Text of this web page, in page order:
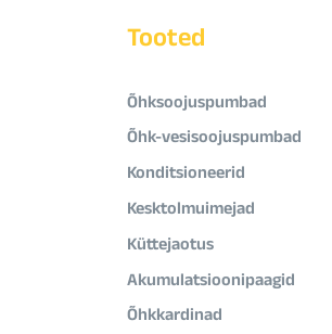
Tooted
Õhksoojuspumbad
Õhk-vesisoojuspumbad
Konditsioneerid
Kesktolmuimejad
Küttejaotus
Akumulatsioonipaagid
Õhkkardinad